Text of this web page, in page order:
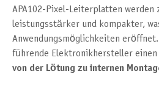
APA102-Pixel-Leiterplatten werden
leistungsstärker und kompakter,
Anwendungsmöglichkeiten
führende Elektronikhersteller
von der Lötung zu internen